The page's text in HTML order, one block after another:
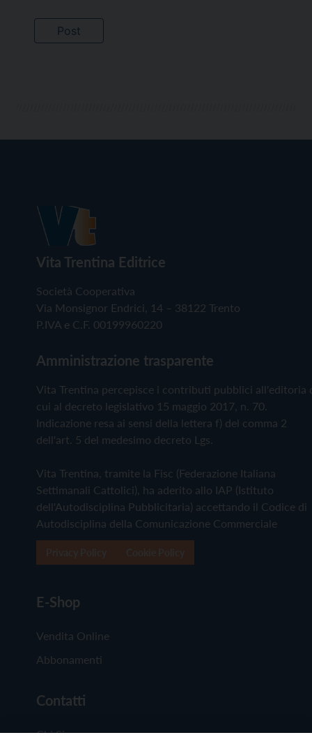
Vita Trentina Editrice
Società Cooperativa
Via Monsignor Endrici, 14 – 38122 Trento
P.IVA e C.F. 00199960220
Amministrazione trasparente
Vita Trentina percepisce i contributi pubblici all'editoria
cui al decreto legislativo 15 maggio 2017, n. 70.
Indicazione resa ai sensi della lettera f) del comma 2
dell'art. 5 del medesimo decreto Lgs.
Vita Trentina, tramite la Fisc (Federazione Italiana
Settimanali Cattolici), ha aderito allo IAP (Istituto
dell'Autodisciplina Pubblicitaria) accettando il Codice di
Autodisciplina della Comunicazione Commerciale
E-Shop
Vendita Online
Abbonamenti
Contatti
Chi Siamo